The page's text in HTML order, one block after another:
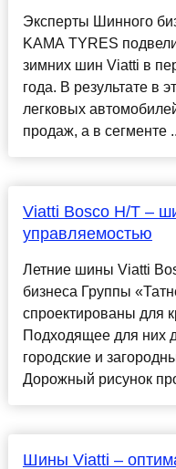
Эксперты Шинного
KAMA TYRES
зимних шин Viatti в
года. В результате в
легковых
продаж, а в сегменте
Viatti Bosco H/T –
управляемостью
Летние шины Viatti
бизнеса Группы
спроектированы для
Подходящее для них
городские и
Дорожный рисунок
Шины Viatti –